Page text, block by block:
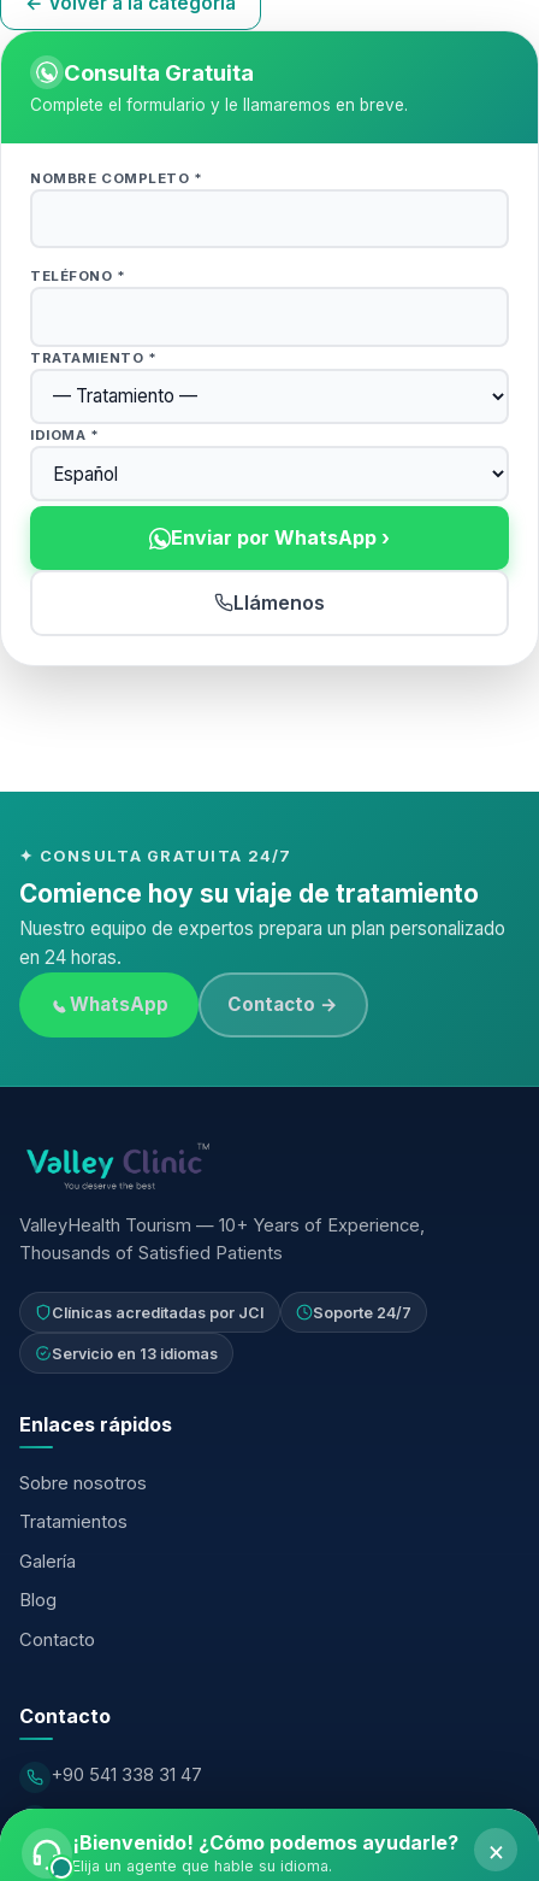
Consulta Gratuita
Complete el formulario y le llamaremos en breve.
NOMBRE COMPLETO *
TELÉFONO *
TRATAMIENTO *
IDIOMA *
Enviar por WhatsApp ›
Llámenos
✦ CONSULTA GRATUITA 24/7
Comience hoy su viaje de tratamiento
Nuestro equipo de expertos prepara un plan personalizado
en 24 horas.
WhatsApp Contacto →
ValleyHealth Tourism — 10+ Years of Experience,
Thousands of Satisfied Patients
Clínicas acreditadas por JCI Soporte 24/7
Servicio en 13 idiomas
Enlaces rápidos
Sobre nosotros
Tratamientos
Galería
Blog
Contacto
Contacto
+90 541 338 31 47
Şirinevler Neighborhood, Meriç Street, Özaltın Business
¡Bienvenido! ¿Cómo podemos ayudarle?
Elija un agente que hable su idioma.
×